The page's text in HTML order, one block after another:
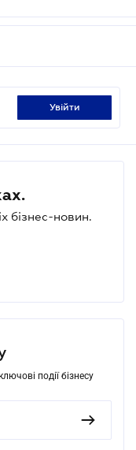
увійти
бізнес-новин.
події бізнесу